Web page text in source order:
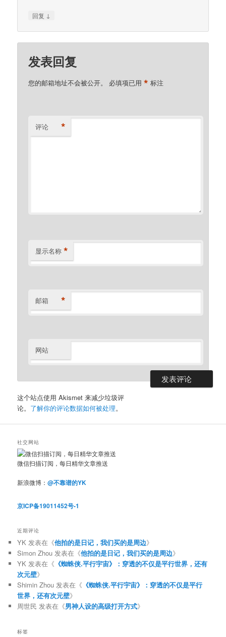
回复 ↓
发表回复
您的邮箱地址不会被公开。 必填项已用* 标注
评论 *
显示名称 *
邮箱 *
网站
这个站点使用 Akismet 来减少垃圾评
论。 了解你的评论数据如何被处理。
社交网站
微信扫描订阅，每日精华文章推送
新浪微博：@不靠谱的YK
京ICP备19011452号-1
近期评论
YK 发表在《他拍的是日记，我们买的是周边》
Simon Zhou 发表在《他拍的是日记，我们买的是周边》
YK 发表在《 《蜘蛛侠.平行宇宙》：穿透的不仅是平行世界，还有
次元壁》
Shimin Zhou 发表在《 《蜘蛛侠.平行宇宙》：穿透的不仅是平行
世界，还有次元壁》
周世民 发表在《男神人设的高级打开方式》
标签